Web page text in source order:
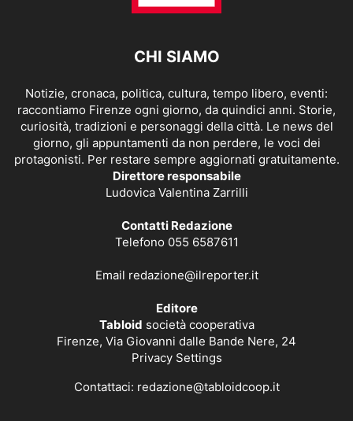
CHI SIAMO
Notizie, cronaca, politica, cultura, tempo libero, eventi:
raccontiamo Firenze ogni giorno, da quindici anni. Storie,
curiosità, tradizioni e personaggi della città. Le news del
giorno, gli appuntamenti da non perdere, le voci dei
protagonisti. Per restare sempre aggiornati gratuitamente.
Direttore responsabile
Ludovica Valentina Zarrilli
Contatti Redazione
Telefono 055 6587611
Email redazione@ilreporter.it
Editore
Tabloid società cooperativa
Firenze, Via Giovanni dalle Bande Nere, 24
Privacy Settings
Contattaci: redazione@tabloidcoop.it